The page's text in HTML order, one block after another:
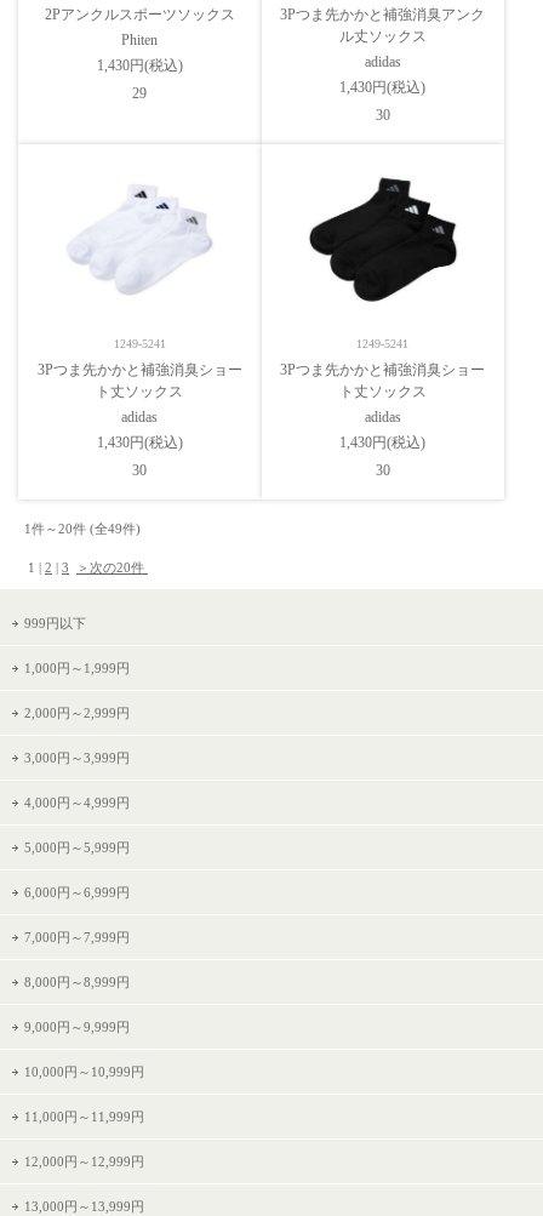
999円以下
1,000円～1,999円
2,000円～2,999円
3,000円～3,999円
4,000円～4,999円
5,000円～5,999円
6,000円～6,999円
7,000円～7,999円
8,000円～8,999円
9,000円～9,999円
10,000円～10,999円
11,000円～11,999円
12,000円～12,999円
13,000円～13,999円
2Pアンクルスポーツソックス
Phiten
1,430円(税込)
29
3Pつま先かかと補強消臭アンク
ル丈ソックス
adidas
1,430円(税込)
30
1249-5241
3Pつま先かかと補強消臭ショー
ト丈ソックス
adidas
1,430円(税込)
30
1249-5241
3Pつま先かかと補強消臭ショー
ト丈ソックス
adidas
1,430円(税込)
30
1件～20件 (全49件)
1 | 2 | 3 ＞次の20件